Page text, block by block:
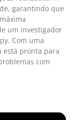
garantindo que
um investigador
Com uma
está pronta para
com